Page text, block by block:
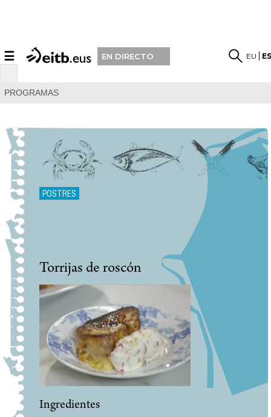
☰ EN DIRECTO EU
PROGRAMAS
POSTRES
Torrijas de roscón
Ingredientes